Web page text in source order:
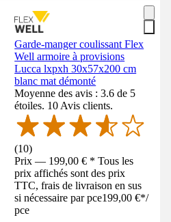
Garde-manger coulissant Flex
Well armoire à provisions
Lucca lxpxh 30x57x200 cm
blanc mat démonté
Moyenne des avis : 3.6 de 5
étoiles. 10 Avis clients.
(10)
Prix — 199,00 € * Tous les
prix affichés sont des prix
TTC, frais de livraison en sus
si nécessaire par pce199,00 €*/
pce